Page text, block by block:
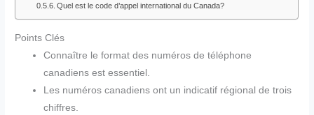
Quel est le code d’appel international du Canada?
Points Clés
Connaître le format des numéros de téléphone
canadiens est essentiel.
Les numéros canadiens ont un indicatif régional de trois
chiffres.